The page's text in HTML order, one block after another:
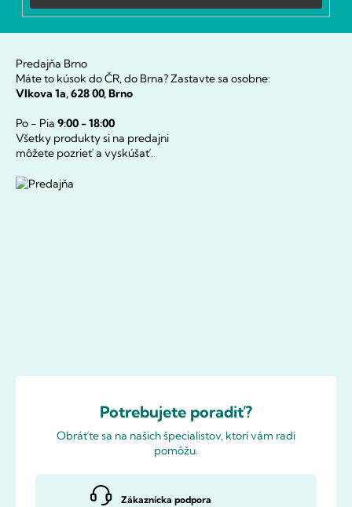
Predajňa Brno
Máte to kúsok do ČR, do Brna? Zastavte sa osobne:
Vlkova 1a, 628 00, Brno
Po - Pia 9:00 - 18:00
Všetky produkty si na predajni
môžete pozrieť a vyskúšať.
Potrebujete poradiť?
Obráťte sa na našich špecialistov, ktorí vám radi
pomôžu.
Zákaznícka podpora